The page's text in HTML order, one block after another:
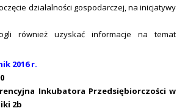
działalności gospodarczej, na inicjatywy
również uzyskać informacje na temat
2016 r.
Inkubatora Przedsiębiorczości w
2b